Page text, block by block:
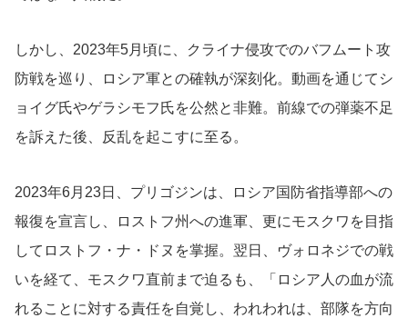
しかし、2023年5月頃に、クライナ侵攻でのバフムート攻
防戦を巡り、ロシア軍との確執が深刻化。動画を通じてシ
ョイグ氏やゲラシモフ氏を公然と非難。前線での弾薬不足
を訴えた後、反乱を起こすに至る。
2023年6月23日、プリゴジンは、ロシア国防省指導部への
報復を宣言し、ロストフ州への進軍、更にモスクワを目指
してロストフ・ナ・ドヌを掌握。翌日、ヴォロネジでの戦
いを経て、モスクワ直前まで迫るも、「ロシア人の血が流
れることに対する責任を自覚し、われわれは、部隊を方向